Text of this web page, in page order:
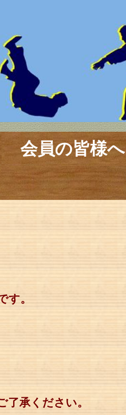
会員の皆様へ
す。
承ください。